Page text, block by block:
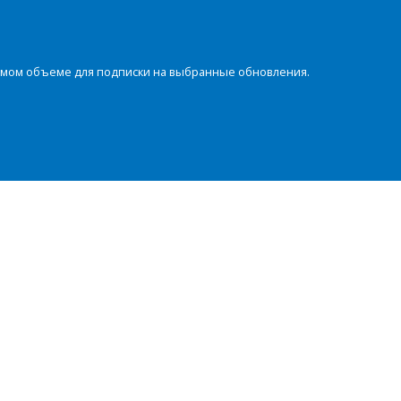
объеме для подписки на выбранные обновления.